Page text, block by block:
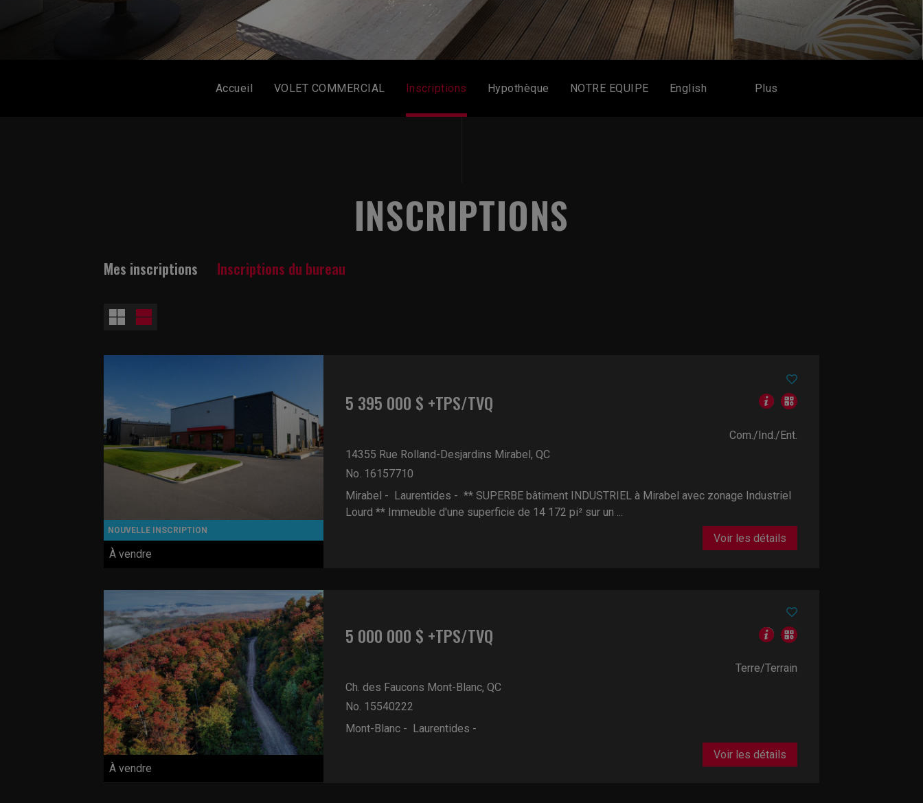
Accueil VOLET COMMERCIAL Inscriptions Hypothèque NOTRE EQUIPE Plus
English
INSCRIPTIONS
Mes inscriptions Inscriptions du bureau
À vendre
5 395 000 $ +TPS/TVQ
Com./Ind./Ent.
14355 Rue Rolland-Desjardins Mirabel, QC
No. 16157710
Mirabel - Laurentides - ** SUPERBE bâtiment INDUSTRIEL à Mirabel avec zonage Industriel
Lourd ** Immeuble d'une superficie de 14 172 pi² sur un ...
Voir les détails
À vendre
5 000 000 $ +TPS/TVQ
Terre/Terrain
Ch. des Faucons Mont-Blanc, QC
No. 15540222
Mont-Blanc - Laurentides -
Voir les détails